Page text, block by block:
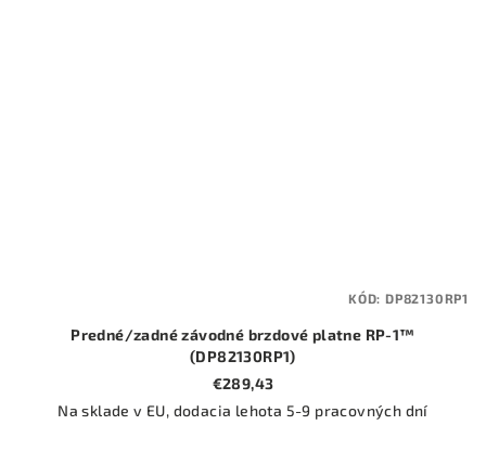
Predné/zadné závodné brzdové platne RP-1™
(DP82130RP1)
€289,43
Na sklade v EU, dodacia lehota 5-9 pracovných dní
KÓD: DP82130RP1